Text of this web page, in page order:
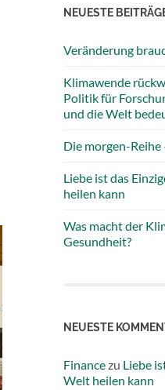
NEUESTE
Veränderung
Klimawende
Politik für
und die Welt
Die morgen-
Liebe ist das
heilen kann
Was macht der
Gesundheit?
NEUESTE
Financezu Liebe
Welt heilen kann